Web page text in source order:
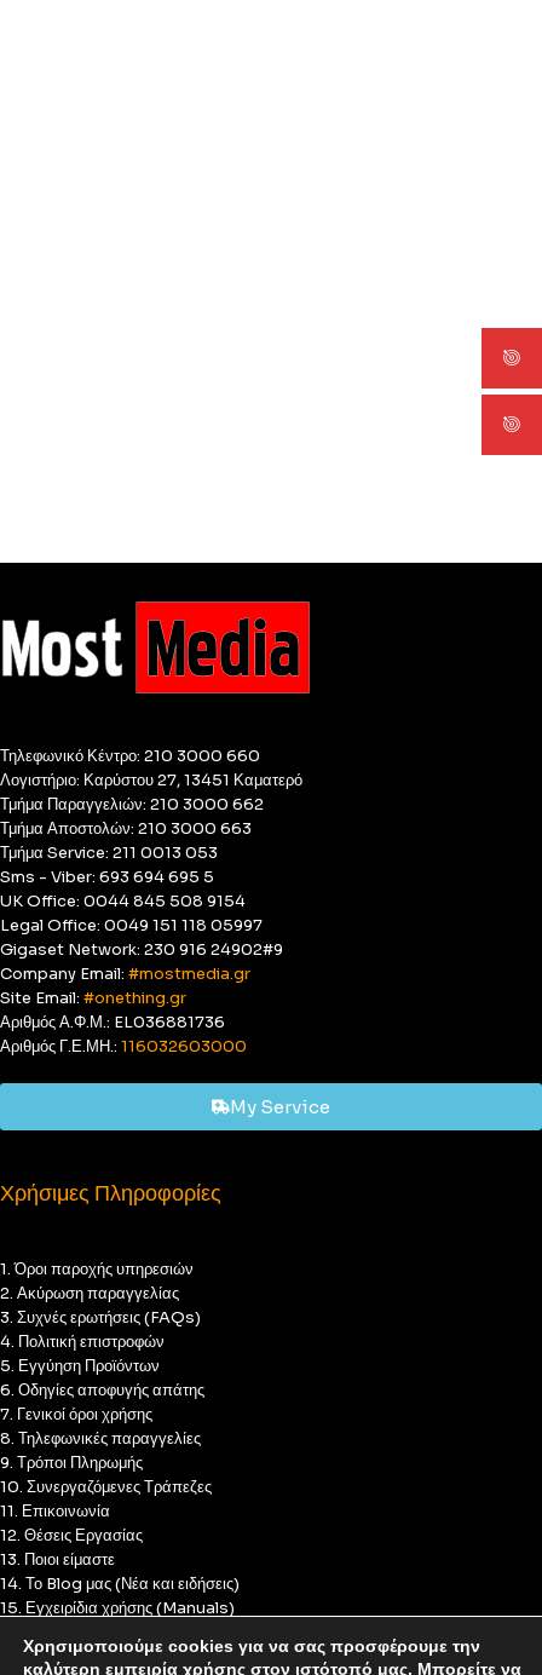
Τηλεφωνικό Κέντρο: 210 3000 660
Λογιστήριο: Καρύστου 27, 13451 Καματερό
Τμήμα Παραγγελιών: 210 3000 662
Τμήμα Αποστολών: 210 3000 663
Τμήμα Service: 211 0013 053
Sms - Viber: 693 694 695 5
UK Office: 0044 845 508 9154
Legal Office: 0049 151 118 05997
Gigaset Network: 230 916 24902#9
Company Email: #mostmedia.gr
Site Email: #onething.gr
Αριθμός Α.Φ.Μ.: EL036881736
Αριθμός Γ.Ε.ΜΗ.: 116032603000
My Service
Χρήσιμες Πληροφορίες
1. Όροι παροχής υπηρεσιών
2. Ακύρωση παραγγελίας
3. Συχνές ερωτήσεις (FAQs)
4. Πολιτική επιστροφών
5. Εγγύηση Προϊόντων
6. Οδηγίες αποφυγής απάτης
7. Γενικοί όροι χρήσης
8. Τηλεφωνικές παραγγελίες
9. Τρόποι Πληρωμής
10. Συνεργαζόμενες Τράπεζες
11. Επικοινωνία
12. Θέσεις Εργασίας
13. Ποιοι είμαστε
14. Το Blog μας (Νέα και ειδήσεις)
15. Εγχειρίδια χρήσης (Manuals)
17. Πολιτική Cookies
Χρησιμοποιούμε cookies για να σας προσφέρουμε την
καλύτερη εμπειρία χρήσης στον ιστότοπό μας. Μπορείτε να